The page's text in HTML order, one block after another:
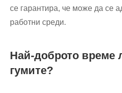
се гарантира, че може да се
работни среди.
Най-доброто време
гумите?